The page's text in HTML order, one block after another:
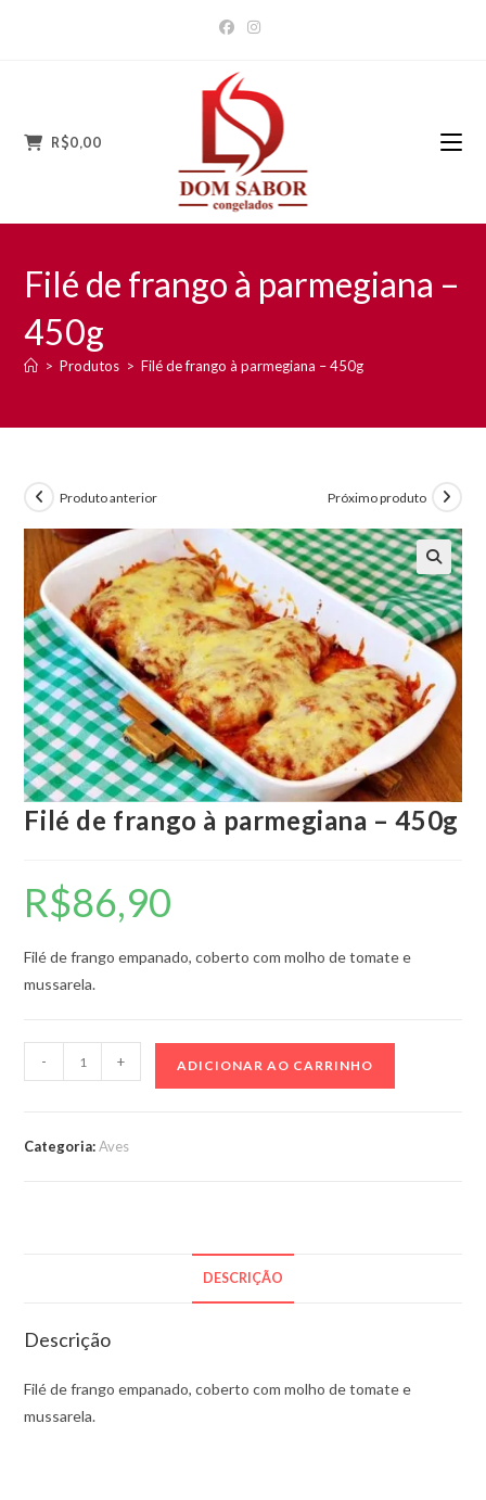
R$0,00
Filé de frango à parmegiana –
450g
> Produtos > Filé de frango à parmegiana – 450g
Produto anterior Próximo produto
🔍
Filé de frango à parmegiana – 450g
R$86,90
Filé de frango empanado, coberto com molho de tomate e
mussarela.
de
- + ADICIONAR AO CARRINHO
Categoria:Aves
DESCRIÇÃO
Descrição
Filé de frango empanado, coberto com molho de tomate e
mussarela.